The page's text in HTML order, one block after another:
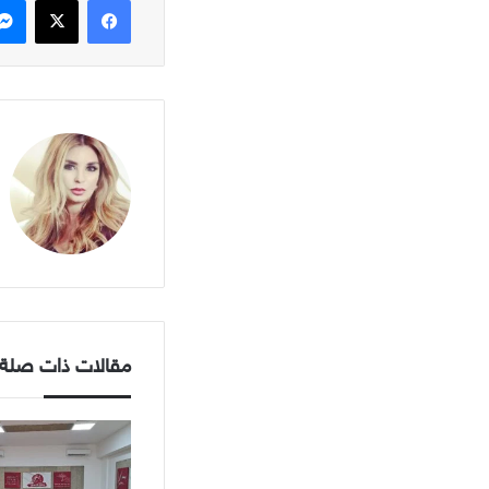
مقالات ذات صلة